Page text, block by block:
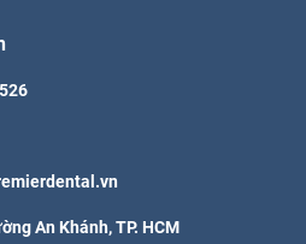
An Khánh, TP. HCM